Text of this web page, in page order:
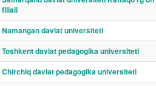
filiali
Namangan davlat universiteti
Toshkent davlat pedagogika universiteti
Chirchiq davlat pedagogika universiteti